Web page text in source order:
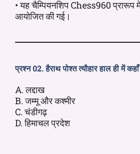
• यह चैम्पियनशिप Chess960 प्रारूप
आयोजित की गई।
प्रश्न 02. हैराथ पोश्त त्यौहार हाल ही में
A. लद्दाख
B. जम्मू और कश्मीर
C. चंडीगढ़
D. हिमाचल प्रदेश